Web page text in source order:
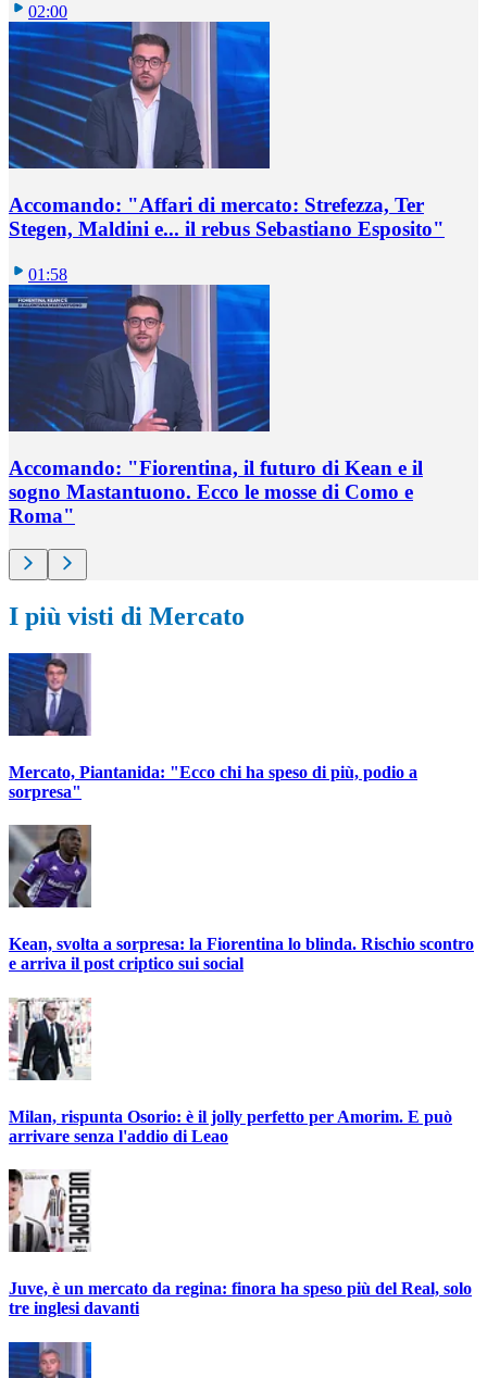
02:00
Accomando: "Affari di mercato: Strefezza, Ter
Stegen, Maldini e... il rebus Sebastiano Esposito"
01:58
Accomando: "Fiorentina, il futuro di Kean e il
sogno Mastantuono. Ecco le mosse di Como e
Roma"
I più visti di Mercato
Mercato, Piantanida: "Ecco chi ha speso di più, podio a
sorpresa"
Kean, svolta a sorpresa: la Fiorentina lo blinda. Rischio scontro
e arriva il post criptico sui social
Milan, rispunta Osorio: è il jolly perfetto per Amorim. E può
arrivare senza l'addio di Leao
Juve, è un mercato da regina: finora ha speso più del Real, solo
tre inglesi davanti